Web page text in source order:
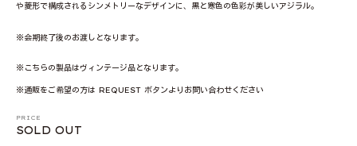
や菱形で構成されるシンメトリーなデザインに、黒と寒色の色彩が美しいアジラル。
※会期終了後のお渡しとなります。
※こちらの製品はヴィンテージ品となります。
※通販をご希望の方は REQUEST ボタンよりお問い合わせください
PRICE
SOLD OUT